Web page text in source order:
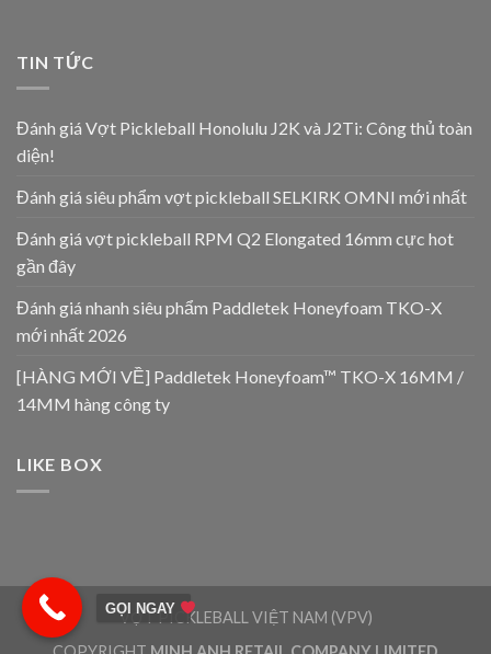
TIN TỨC
Đánh giá Vợt Pickleball Honolulu J2K và J2Ti: Công thủ toàn
diện!
Đánh giá siêu phẩm vợt pickleball SELKIRK OMNI mới nhất
Đánh giá vợt pickleball RPM Q2 Elongated 16mm cực hot
gần đây
Đánh giá nhanh siêu phẩm Paddletek Honeyfoam TKO-X
mới nhất 2026
[HÀNG MỚI VỀ] Paddletek Honeyfoam™ TKO-X 16MM /
14MM hàng công ty
LIKE BOX
VỢT PICKLEBALL VIỆT NAM (VPV)
GỌI NGAY